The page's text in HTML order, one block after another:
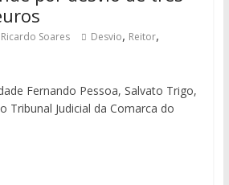
Ricardo Soares Desvio, Reitor,
Fernando Pessoa, Salvato Trigo,
Tribunal Judicial da Comarca do